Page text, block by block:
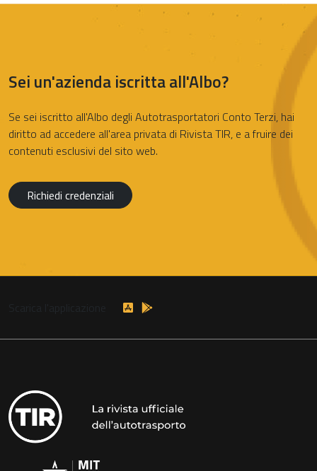
Sei un'azienda iscritta all'Albo?
Se sei iscritto all'Albo degli Autotrasportatori Conto Terzi, hai
diritto ad accedere all'area privata di Rivista TIR, e a fruire dei
contenuti esclusivi del sito web.
Richiedi credenziali